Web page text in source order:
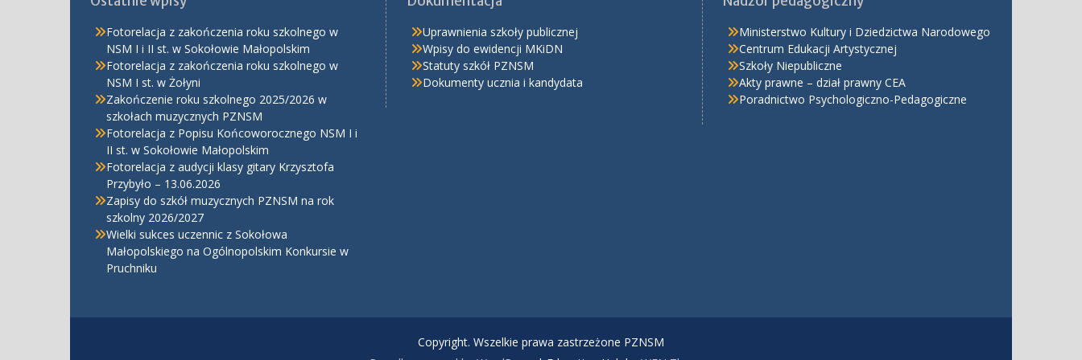
Fotorelacja z zakończenia roku szkolnego w
NSM I i II st. w Sokołowie Małopolskim
Fotorelacja z zakończenia roku szkolnego w
NSM I st. w Żołyni
Zakończenie roku szkolnego 2025/2026 w
szkołach muzycznych PZNSM
Fotorelacja z Popisu Końcoworocznego NSM I i
II st. w Sokołowie Małopolskim
Fotorelacja z audycji klasy gitary Krzysztofa
Przybyło – 13.06.2026
Zapisy do szkół muzycznych PZNSM na rok
szkolny 2026/2027
Wielki sukces uczennic z Sokołowa
Małopolskiego na Ogólnopolskim Konkursie w
Pruchniku
Uprawnienia szkoły publicznej
Wpisy do ewidencji MKiDN
Statuty szkół PZNSM
Dokumenty ucznia i kandydata
Ministerstwo Kultury i Dziedzictwa Narodowego
Centrum Edukacji Artystycznej
Szkoły Niepubliczne
Akty prawne – dział prawny CEA
Poradnictwo Psychologiczno-Pedagogiczne
Copyright. Wszelkie prawa zastrzeżone PZNSM